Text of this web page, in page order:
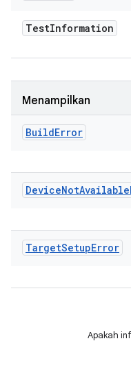
TestInformation
Menampilkan
BuildError
DeviceNotAvailable
TargetSetupError
Apakah